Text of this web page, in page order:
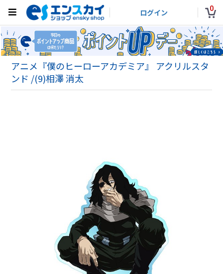
ログイン 0
アニメ『僕のヒーローアカデミア』 アクリルスタ
ンド /(9)相澤 消太